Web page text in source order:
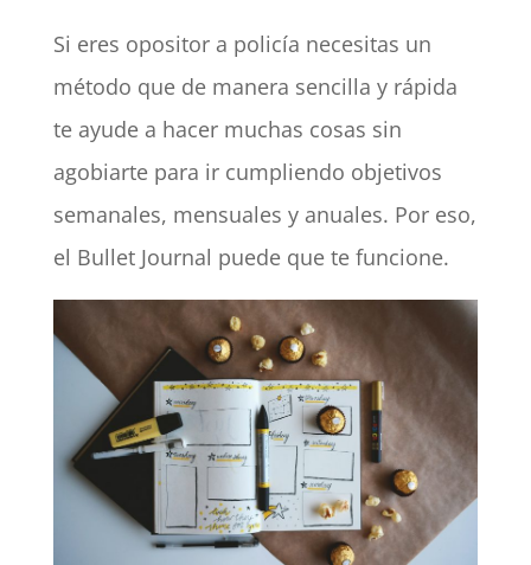
Si eres opositor a policía necesitas un
método que de manera sencilla y rápida
te ayude a hacer muchas cosas sin
agobiarte para ir cumpliendo objetivos
semanales, mensuales y anuales. Por eso,
el Bullet Journal puede que te funcione.